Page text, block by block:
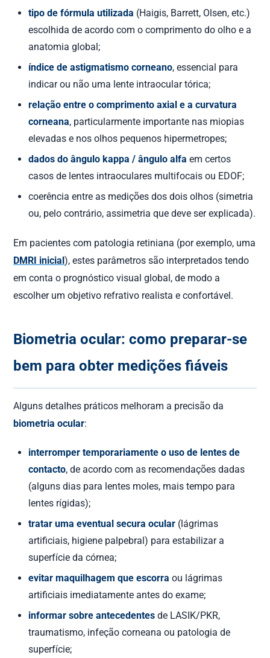
tipo de fórmula utilizada (Haigis, Barrett, Olsen, etc.)
escolhida de acordo com o comprimento do olho e a
anatomia global;
índice de astigmatismo corneano, essencial para
indicar ou não uma lente intraocular tórica;
relação entre o comprimento axial e a curvatura
corneana, particularmente importante nas miopias
elevadas e nos olhos pequenos hipermetropes;
dados do ângulo kappa / ângulo alfa em certos
casos de lentes intraoculares multifocais ou EDOF;
coerência entre as medições dos dois olhos (simetria
ou, pelo contrário, assimetria que deve ser explicada).
Em pacientes com patologia retiniana (por exemplo, uma
DMRI inicial), estes parâmetros são interpretados tendo
em conta o prognóstico visual global, de modo a
escolher um objetivo refrativo realista e confortável.
Biometria ocular: como preparar-se
bem para obter medições fiáveis
Alguns detalhes práticos melhoram a precisão da
biometria ocular:
interromper temporariamente o uso de lentes de
contacto, de acordo com as recomendações dadas
(alguns dias para lentes moles, mais tempo para
lentes rígidas);
tratar uma eventual secura ocular (lágrimas
artificiais, higiene palpebral) para estabilizar a
superfície da córnea;
evitar maquilhagem que escorra ou lágrimas
artificiais imediatamente antes do exame;
informar sobre antecedentes de LASIK/PKR,
traumatismo, infeção corneana ou patologia de
superfície;